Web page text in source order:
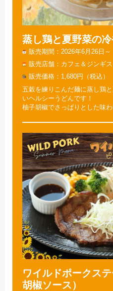
蒸し鶏と夏野菜の
販売期間
2026年6月26日～
販売店舗
カフェ＆ジンギ
販売価格
1,680円（税込）
五穀を練りこんだ麺に蒸し鶏
いヘルシーうどんです！
柚子胡椒でさっぱりとした味
ワイルドポークス
胡椒ソース）